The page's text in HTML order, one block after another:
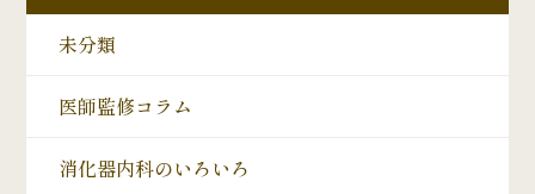
未分類
医師監修コラム
消化器内科のいろいろ